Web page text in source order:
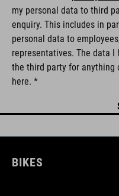
my personal data to third
enquiry. This includes in
personal data to
representatives. The data I
the third party for anything
here. *
BIKES